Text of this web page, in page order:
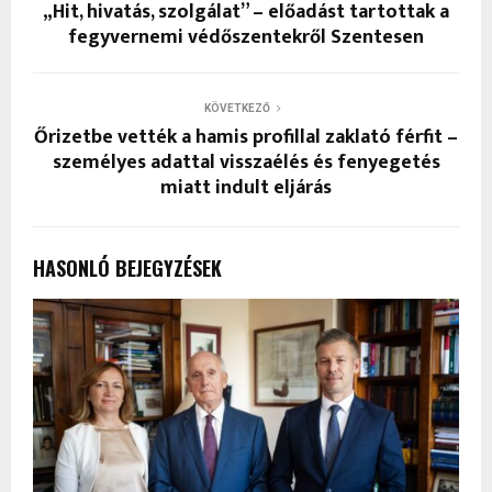
„Hit, hivatás, szolgálat” – előadást tartottak a
fegyvernemi védőszentekről Szentesen
KÖVETKEZŐ
Őrizetbe vették a hamis profillal zaklató férfit –
személyes adattal visszaélés és fenyegetés
miatt indult eljárás
HASONLÓ BEJEGYZÉSEK